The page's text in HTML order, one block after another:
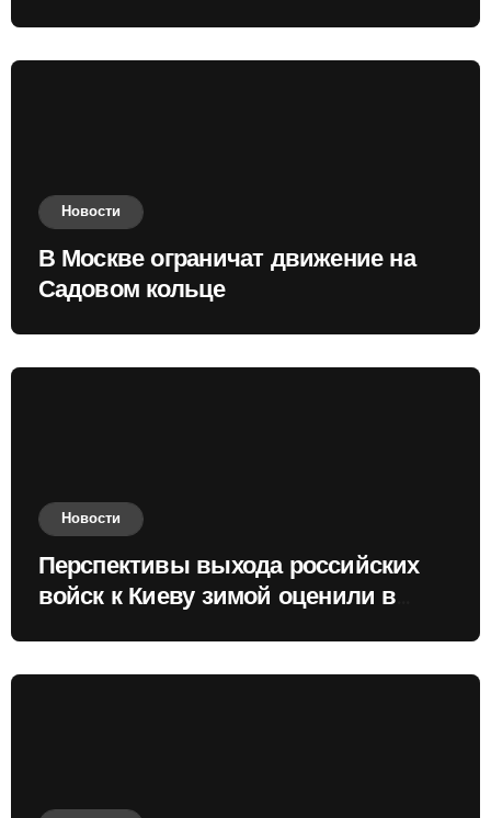
Новости
В Москве ограничат движение на
Садовом кольце
Новости
Перспективы выхода российских
войск к Киеву зимой оценили в